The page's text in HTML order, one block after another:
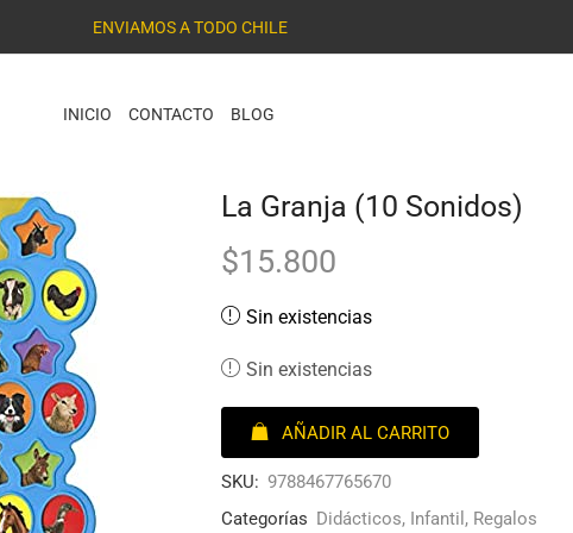
ENVIAMOS A TODO CHILE
INICIO CONTACTO BLOG
La Granja (10 Sonidos)
$15.800
Sin existencias
Sin existencias
AÑADIR AL CARRITO
SKU: 9788467765670
Categorías Didácticos, Infantil , Regalos